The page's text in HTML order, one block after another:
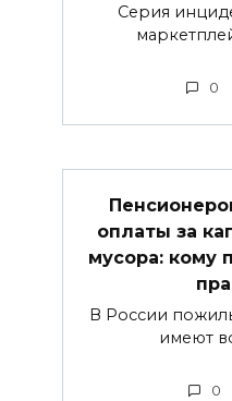
Серия
0
оплаты за
мусора: кому
В России
имеют
0